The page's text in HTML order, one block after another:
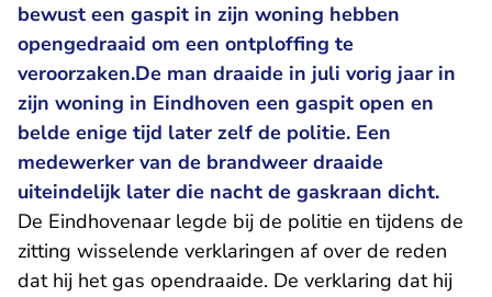
bewust een gaspit in zijn woning hebben
opengedraaid om een ontploffing te
veroorzaken.De man draaide in juli vorig jaar in
zijn woning in Eindhoven een gaspit open en
belde enige tijd later zelf de politie. Een
medewerker van de brandweer draaide
uiteindelijk later die nacht de gaskraan dicht.
De Eindhovenaar legde bij de politie en tijdens de
zitting wisselende verklaringen af over de reden
dat hij het gas opendraaide. De verklaring dat hij